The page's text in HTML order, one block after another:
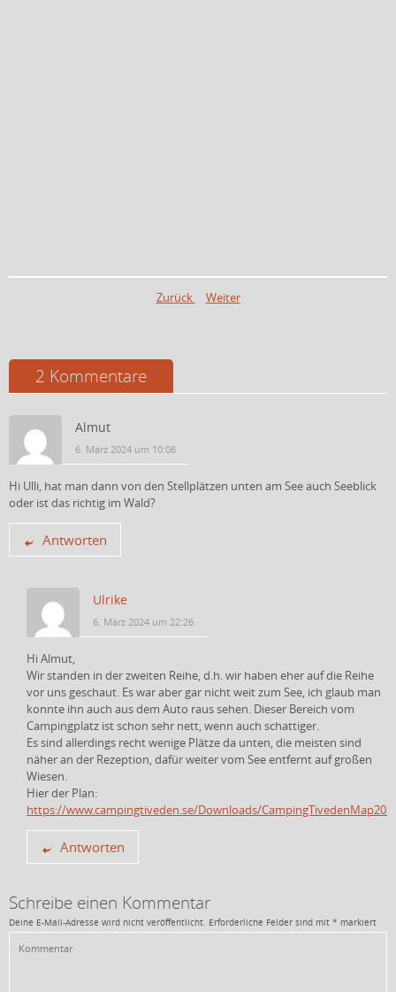
Zurück Weiter
2 Kommentare
Almut
6. März 2024 um 10:06
Hi Ulli, hat man dann von den Stellplätzen unten am See auch Seeblick
oder ist das richtig im Wald?
Antworten
Ulrike
6. März 2024 um 22:26
Hi Almut,
Wir standen in der zweiten Reihe, d.h. wir haben eher auf die Reihe
vor uns geschaut. Es war aber gar nicht weit zum See, ich glaub man
konnte ihn auch aus dem Auto raus sehen. Dieser Bereich vom
Campingplatz ist schon sehr nett, wenn auch schattiger.
Es sind allerdings recht wenige Plätze da unten, die meisten sind
näher an der Rezeption, dafür weiter vom See entfernt auf großen
Wiesen.
Hier der Plan:
https://www.campingtiveden.se/Downloads/
Antworten
Schreibe einen Kommentar
Deine E-Mail-Adresse wird nicht veröffentlicht. Erforderliche Felder sind mit * markiert